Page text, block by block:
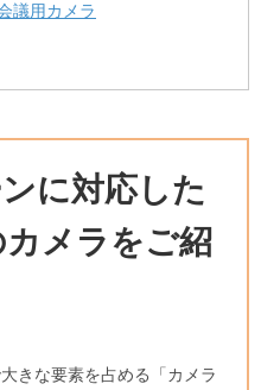
議用カメラ
に対応した
メラをご紹
きな要素を占める「カメラ